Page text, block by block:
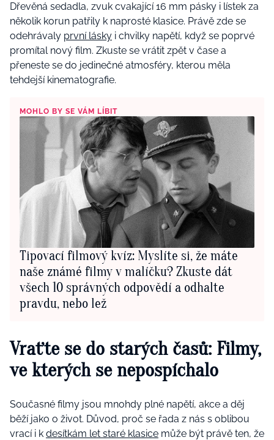
Dřevěná sedadla, zvuk cvakající 16 mm pásky i lístek za
několik korun patřily k naprosté klasice. Právě zde se
odehrávaly první lásky i chvilky napětí, když se poprvé
promítal nový film. Zkuste se vrátit zpět v čase a
přeneste se do jedinečné atmosféry, kterou měla
tehdejší kinematografie.
MOHLO BY SE VÁM LÍBIT
Tipovací filmový kvíz: Myslíte si, že máte
naše známé filmy v malíčku? Zkuste dát
všech 10 správných odpovědí a odhalte
pravdu, nebo lež
Vraťte se do starých časů: Filmy,
ve kterých se nepospíchalo
Současné filmy jsou mnohdy plné napětí, akce a děj
běží jako o život. Důvod, proč se řada z nás s oblibou
vrací i k desítkám let staré klasice může být právě ten, že